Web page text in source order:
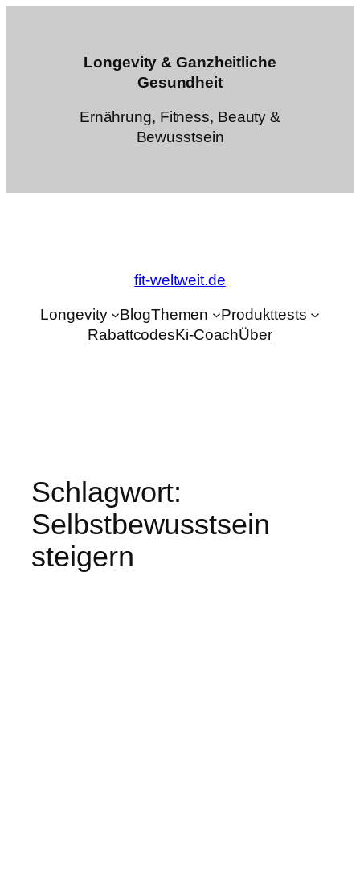
Longevity & Ganzheitliche
Gesundheit
Ernährung, Fitness, Beauty &
Bewusstsein
fit-weltweit.de
Longevity BlogThemen
Produkttests
RabattcodesKi-CoachÜber
Schlagwort:
Selbstbewusstsein
steigern